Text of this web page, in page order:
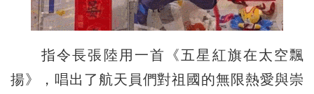
指令長張陸用一首《五星紅旗在太空飄
揚》，唱出了航天員們對祖國的無限熱愛與崇